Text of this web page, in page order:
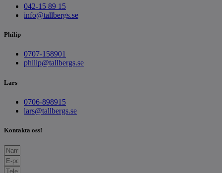
042-15 89 15
info@tallbergs.se
Philip
0707-158901
philip@tallbergs.se
Lars
0706-898915
lars@tallbergs.se
Kontakta oss!